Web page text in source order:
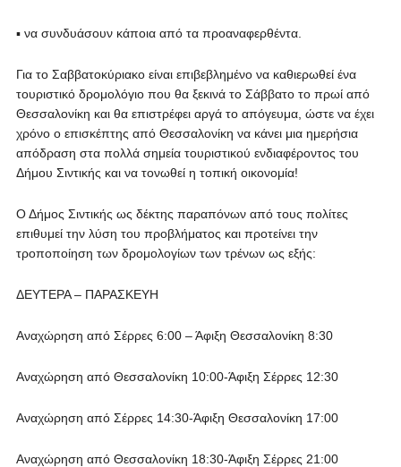
▪ να συνδυάσουν κάποια από τα προαναφερθέντα.
Για το Σαββατοκύριακο είναι επιβεβλημένο να καθιερωθεί ένα
τουριστικό δρομολόγιο που θα ξεκινά το Σάββατο το πρωί από
Θεσσαλονίκη και θα επιστρέφει αργά το απόγευμα, ώστε να έχει
χρόνο ο επισκέπτης από Θεσσαλονίκη να κάνει μια ημερήσια
απόδραση στα πολλά σημεία τουριστικού ενδιαφέροντος του
Δήμου Σιντικής και να τονωθεί η τοπική οικονομία!
Ο Δήμος Σιντικής ως δέκτης παραπόνων από τους πολίτες
επιθυμεί την λύση του προβλήματος και προτείνει την
τροποποίηση των δρομολογίων των τρένων ως εξής:
ΔΕΥΤΕΡΑ – ΠΑΡΑΣΚΕΥΗ
Αναχώρηση από Σέρρες 6:00 – Άφιξη Θεσσαλονίκη 8:30
Αναχώρηση από Θεσσαλονίκη 10:00-Άφιξη Σέρρες 12:30
Αναχώρηση από Σέρρες 14:30-Άφιξη Θεσσαλονίκη 17:00
Αναχώρηση από Θεσσαλονίκη 18:30-Άφιξη Σέρρες 21:00